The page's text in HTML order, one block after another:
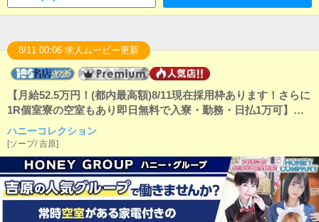
8/11 00:06 求人ムービー更新
【月給52.5万円！(都内最高額)8/11現在採用枠あります！さらに
1R個室寮の空室もあり即日無料で入寮・勤務・日払1万可】全
国的知名度の吉原で全国No1獲得の大手ハニー・グループ！月5
2.5万！1R寮無料！日払毎日可！30代40代活躍中！未経験歓
迎！全店喫煙ルーム完備で煙草休憩有！面接は即日可！吉原で4
ブランドのソープを運営する人気グループです！2年で年収100
0万稼げます！店舗スタッフ、ウェブデザイナー、カメラマン、
レタッチャー、事務スタッフ、女性講習員を募集中です！この
業界は待遇や条件も幅広いので複数店舗の面接を受けて決めて
ハニーコレクション
[ソープ/吉原]